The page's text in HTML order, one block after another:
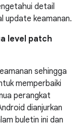
detail
update keamanan.
level patch
sehingga
memperbaiki
perangkat
dianjurkan
buletin ini dan